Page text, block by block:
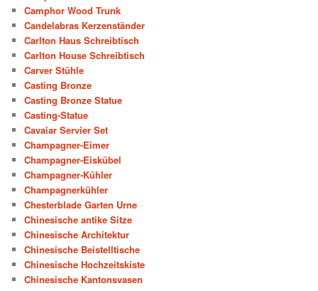
Camphor Wood Trunk
Candelabras Kerzenständer
Carlton Haus Schreibtisch
Carlton House Schreibtisch
Carver Stühle
Casting Bronze
Casting Bronze Statue
Casting-Statue
Cavaiar Servier Set
Champagner-Eimer
Champagner-Eiskübel
Champagner-Kühler
Champagnerkühler
Chesterblade Garten Urne
Chinesische antike Sitze
Chinesische Architektur
Chinesische Beistelltische
Chinesische Hochzeitskiste
Chinesische Kantonsvasen